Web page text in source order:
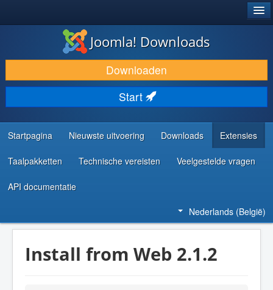
DOWNLOAD & BREID UIT
ONTDEK & LEER
COMMUNITY & ONDERSTEUNING
ONTWIKKELAARSBRONNEN
Joomla! Downloads
Downloaden
Start
Startpagina Nieuwste uitvoering Downloads Extensies
Taalpakketten Technische vereisten Veelgestelde vragen
API documentatie
Nederlands (België)
Install from Web 2.1.2